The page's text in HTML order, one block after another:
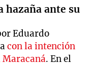
hazaña ante su
Eduardo
con la intención
. En el